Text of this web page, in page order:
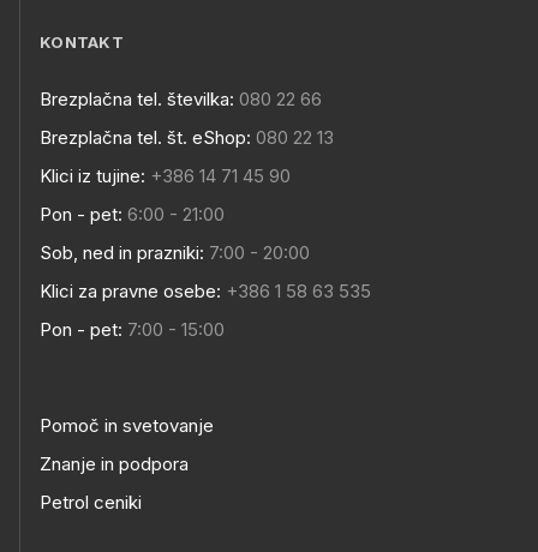
KONTAKT
Brezplačna tel. številka: 080 22 66
Brezplačna tel. št. eShop: 080 22 13
Klici iz tujine: +386 14 71 45 90
Pon - pet: 6:00 - 21:00
Sob, ned in prazniki: 7:00 - 20:00
Klici za pravne osebe: +386 1 58 63 535
Pon - pet: 7:00 - 15:00
Pomoč in svetovanje
Znanje in podpora
Petrol ceniki